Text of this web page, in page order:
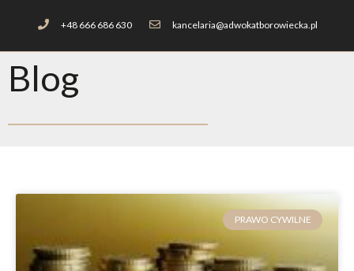
+48 666 686 630 kancelaria@adwokatborowiecka.pl
Blog
PRAWO CYWILNE